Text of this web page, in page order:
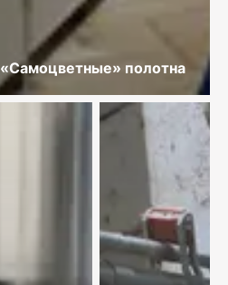
«Самоцветные» полотна